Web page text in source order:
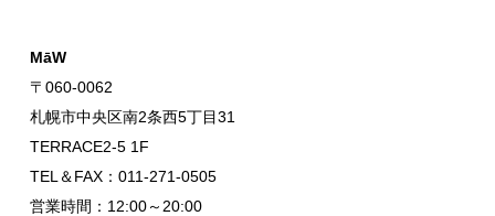
MāW
〒060-0062
札幌市中央区南2条西5丁目31
TERRACE2-5 1F
TEL＆FAX：011-271-0505
営業時間：12:00～20:00